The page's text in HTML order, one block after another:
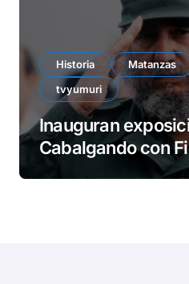
Historia Matanzas
tvyumuri
Inauguran
Cabalgando con